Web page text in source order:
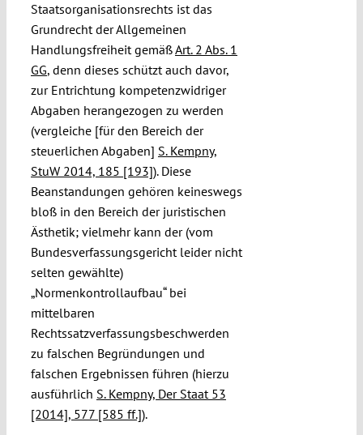
Staatsorganisationsrechts ist das
Grundrecht der Allgemeinen
Handlungsfreiheit gemäßArt. 2 Abs. 1
GG, denn dieses schützt auch davor,
zur Entrichtung kompetenzwidriger
Abgaben herangezogen zu werden
(vergleiche [für den Bereich der
steuerlichen Abgaben] S. Kempny,
StuW 2014, 185 [193]). Diese
Beanstandungen gehören keineswegs
bloß in den Bereich der juristischen
Ästhetik; vielmehr kann der (vom
Bundesverfassungsgericht leider nicht
selten gewählte)
„Normenkontrollaufbau“ bei
mittelbaren
Rechtssatzverfassungsbeschwerden
zu falschen Begründungen und
falschen Ergebnissen führen (hierzu
ausführlich S. Kempny, Der Staat 53
[2014], 577 [585 ff.]).